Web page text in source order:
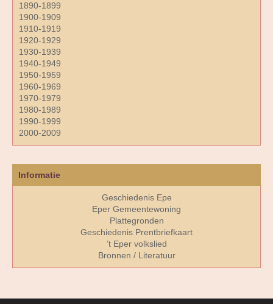
1890-1899
1900-1909
1910-1919
1920-1929
1930-1939
1940-1949
1950-1959
1960-1969
1970-1979
1980-1989
1990-1999
2000-2009
Informatie
Geschiedenis Epe
Eper Gemeentewoning
Plattegronden
Geschiedenis Prentbriefkaart
’t Eper volkslied
Bronnen / Literatuur